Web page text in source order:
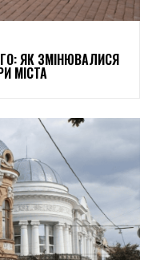
ЯК ЗМІНЮВАЛИСЯ
МІСТА